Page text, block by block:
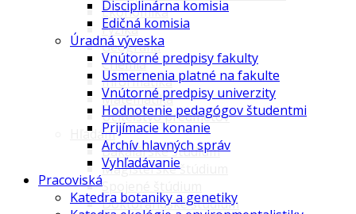
Ekonomika
Fyzika
Geografia
Chémia
Informatika
Matematika
Učiteľstvo predmetov
Hľadám
Bakalárske štúdium
Magisterské štúdium
Spojené štúdium
Doktorandské štúdium
Disciplinárna komisia
Edičná komisia
Úradná výveska
Vnútorné predpisy fakulty
Usmernenia platné na fakulte
Vnútorné predpisy univerzity
Hodnotenie pedagógov študentmi
Prijímacie konanie
Archív hlavných správ
Vyhľadávanie
Pracoviská
Katedra botaniky a genetiky